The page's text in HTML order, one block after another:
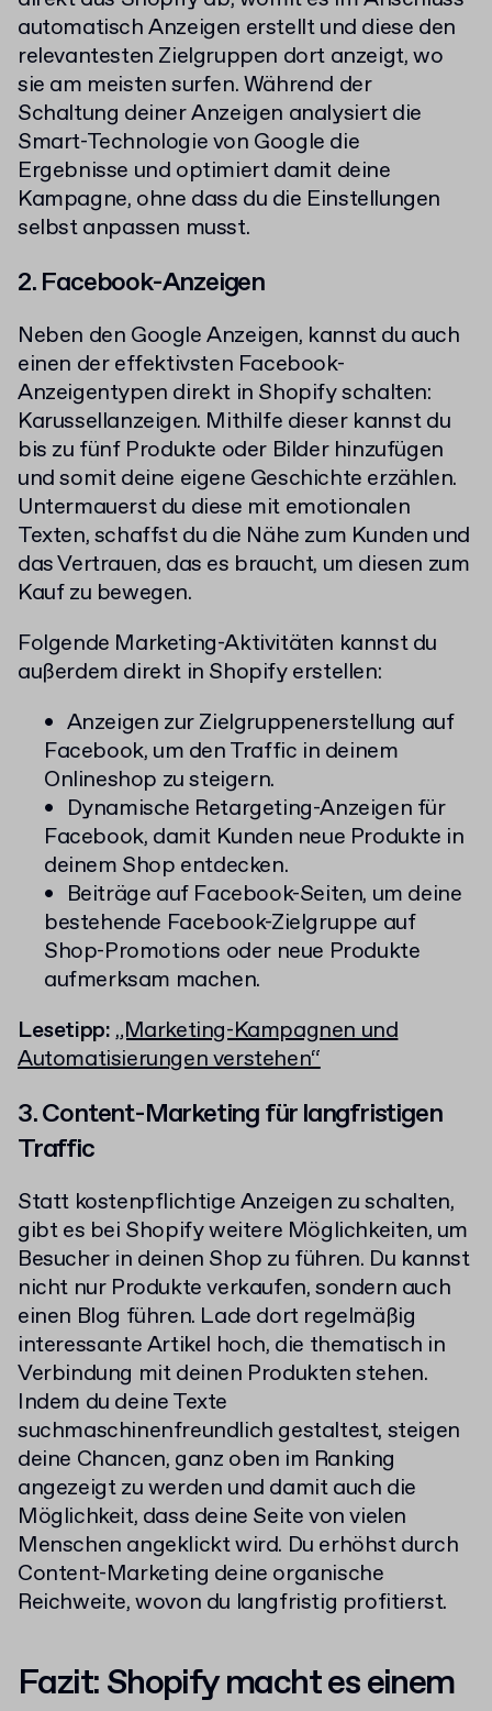
automatisch Anzeigen erstellt und diese den
relevantesten Zielgruppen dort anzeigt, wo
sie am meisten surfen. Während der
Schaltung deiner Anzeigen analysiert die
Smart-Technologie von Google die
Ergebnisse und optimiert damit deine
Kampagne, ohne dass du die Einstellungen
selbst anpassen musst.
2. Facebook-Anzeigen
Neben den Google Anzeigen, kannst du auch
einen der effektivsten Facebook-
Anzeigentypen direkt in Shopify schalten:
Karussellanzeigen. Mithilfe dieser kannst du
bis zu fünf Produkte oder Bilder hinzufügen
und somit deine eigene Geschichte erzählen.
Untermauerst du diese mit emotionalen
Texten, schaffst du die Nähe zum Kunden und
das Vertrauen, das es braucht, um diesen zum
Kauf zu bewegen.
Folgende Marketing-Aktivitäten kannst du
außerdem direkt in Shopify erstellen:
Anzeigen zur Zielgruppenerstellung auf
Facebook, um den Traffic in deinem
Onlineshop zu steigern.
Dynamische Retargeting-Anzeigen für
Facebook, damit Kunden neue Produkte in
deinem Shop entdecken.
Beiträge auf Facebook-Seiten, um deine
bestehende Facebook-Zielgruppe auf
Shop-Promotions oder neue Produkte
aufmerksam machen.
Lesetipp:„Marketing-Kampagnen und
Automatisierungen verstehen“
3. Content-Marketing für langfristigen
Traffic
Statt kostenpflichtige Anzeigen zu schalten,
gibt es bei Shopify weitere Möglichkeiten, um
Besucher in deinen Shop zu führen. Du kannst
nicht nur Produkte verkaufen, sondern auch
einen Blog führen. Lade dort regelmäßig
interessante Artikel hoch, die thematisch in
Verbindung mit deinen Produkten stehen.
Indem du deine Texte
suchmaschinenfreundlich gestaltest, steigen
deine Chancen, ganz oben im Ranking
angezeigt zu werden und damit auch die
Möglichkeit, dass deine Seite von vielen
Menschen angeklickt wird. Du erhöhst durch
Content-Marketing deine organische
Reichweite, wovon du langfristig profitierst.
Fazit: Shopify macht es einem